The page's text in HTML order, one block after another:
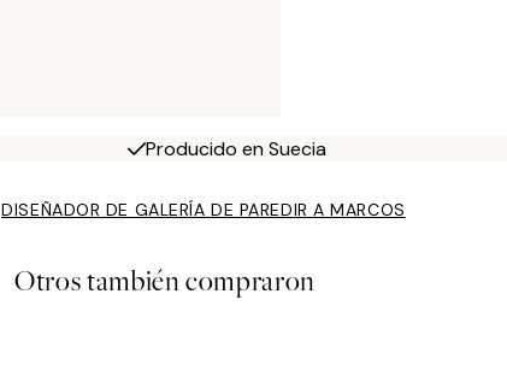
Producido en Suecia
DISEÑADOR DE GALERÍA DE PAREDIR A MARCOS
Otros también compraron